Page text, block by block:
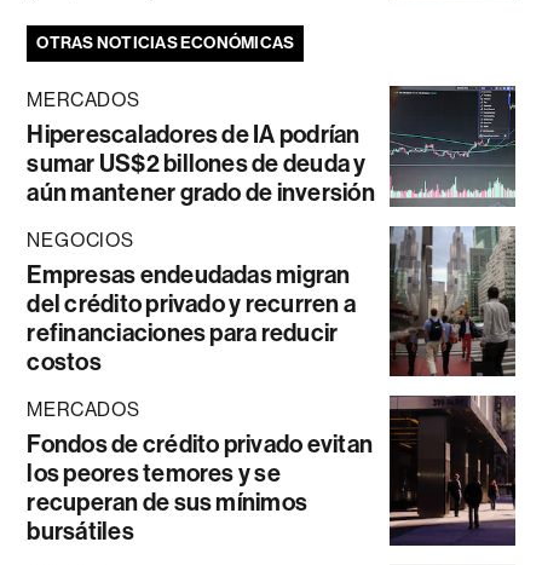
OTRAS NOTICIAS ECONÓMICAS
MERCADOS
Hiperescaladores de IA podrían
sumar US$2 billones de deuda y
aún mantener grado de inversión
NEGOCIOS
Empresas endeudadas migran
del crédito privado y recurren a
refinanciaciones para reducir
costos
MERCADOS
Fondos de crédito privado evitan
los peores temores y se
recuperan de sus mínimos
bursátiles